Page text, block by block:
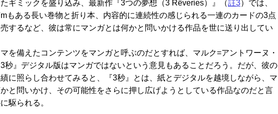
ギミックを盛り込み、最新作『3つの夢想（3 Rêveries）』（註3）では、
もある長い巻物と折り本、内容的に連続性の感じられる一連のカードの3点
するなど、彼は常にマンガとは何かと問いかける作品を世に送り出してい
を備えたコンテンツをマンガと呼ぶのだとすれば、マルク=アントワーヌ・
秒』デジタル版はマンガではないという意見もあることだろう。だが、彼の
に照らし合わせてみると、『3秒』とは、紙とデジタルを越境しながら、マ
と問いかけ、その可能性をさらに押し広げようとしている作品なのだと言
駆られる。